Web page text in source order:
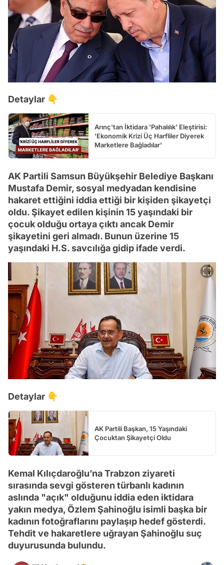
Detaylar 👇
Arınç'tan İktidara 'Pahalılık' Eleştirisi:
'Ekonomik Krizi Üç Harfliler Diyerek
Marketlere Bağladılar'
AK Partili Samsun Büyükşehir Belediye Başkanı
Mustafa Demir, sosyal medyadan kendisine
hakaret ettiğini iddia ettiği bir kişiden şikayetçi
oldu. Şikayet edilen kişinin 15 yaşındaki bir
çocuk olduğu ortaya çıktı ancak Demir
şikayetini geri almadı. Bunun üzerine 15
yaşındaki H.S. savcılığa gidip ifade verdi.
Detaylar 👇
AK Partili Başkan, 15 Yaşındaki
Çocuktan Şikayetçi Oldu
Kemal Kılıçdaroğlu’na Trabzon ziyareti
sırasında sevgi gösteren türbanlı kadının
aslında "açık" olduğunu iddia eden iktidara
yakın medya, Özlem Şahinoğlu isimli başka bir
kadının fotoğraflarını paylaşıp hedef gösterdi.
Tehdit ve hakaretlere uğrayan Şahinoğlu suç
duyurusunda bulundu.